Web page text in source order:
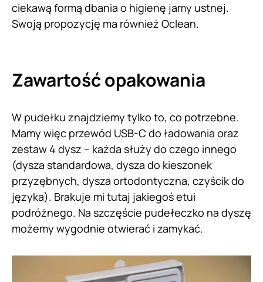
ciekawą formą dbania o higienę jamy ustnej.
Swoją propozycję ma również Oclean.
Zawartość opakowania
W pudełku znajdziemy tylko to, co potrzebne.
Mamy więc przewód USB-C do ładowania oraz
zestaw 4 dysz – każda służy do czego innego
(dysza standardowa, dysza do kieszonek
przyzębnych, dysza ortodontyczna, czyścik do
języka). Brakuje mi tutaj jakiegoś etui
podróżnego. Na szczęście pudełeczko na dyszę
możemy wygodnie otwierać i zamykać.